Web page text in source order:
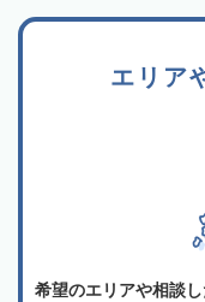
エリア
希望のエリアや相談